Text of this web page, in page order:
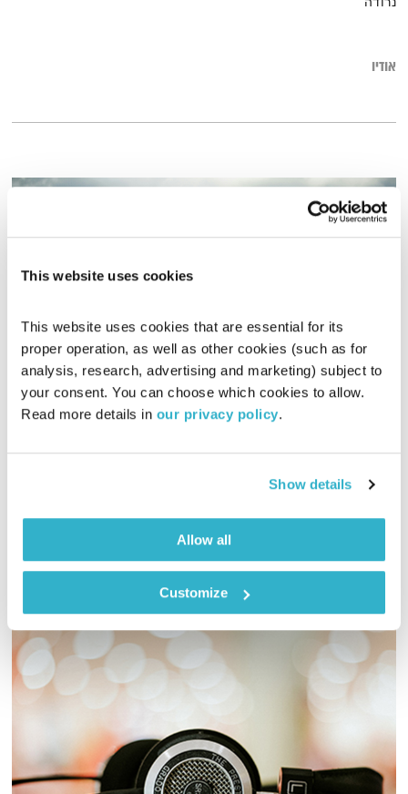
This website uses cookies
This website uses cookies that are essential for its
proper operation, as well as other cookies (such as for
analysis, research, advertising and marketing) subject to
your consent. You can choose which cookies to allow.
Read more details in our privacy policy.
Show details
Allow all
Customize
אודיו
להיות פשוט. פשוט להיות.
דרור רדהוד"ר נעמה אושרי
מדיטציה מונחית לימים מאתגרים, עם ד"ר נעמה אשרי ודרור רדה
אודיווידאו